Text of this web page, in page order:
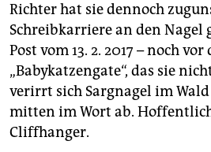
Richter hat sie dennoch
Schreibkarriere an den Nagel
Post vom 13. 2. 2017 – noch
„Babykatzengate“, das sie
verirrt sich Sargnagel im
mitten im Wort ab.
Cliffhanger.